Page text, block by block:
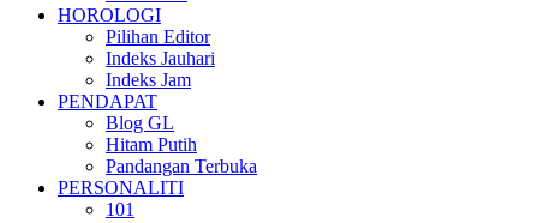
HOROLOGI
Pilihan Editor
Indeks Jauhari
Indeks Jam
PENDAPAT
Blog GL
Hitam Putih
Pandangan Terbuka
PERSONALITI
101